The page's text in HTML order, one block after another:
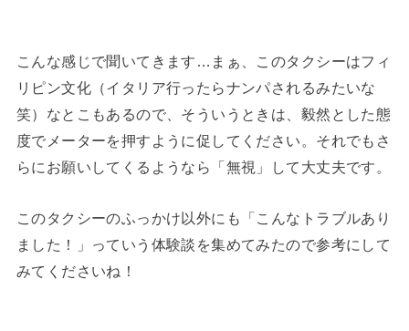
こんな感じで聞いてきます…まぁ、このタクシーはフィ
リピン文化（イタリア行ったらナンパされるみたいな
笑）なとこもあるので、そういうときは、毅然とした態
度でメーターを押すように促してください。それでもさ
らにお願いしてくるようなら「無視」して大丈夫です。
このタクシーのふっかけ以外にも「こんなトラブルあり
ました！」っていう体験談を集めてみたので参考にして
みてくださいね！